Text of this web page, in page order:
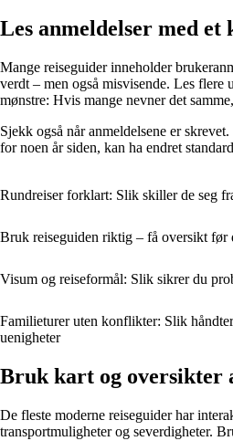
Les anmeldelser med
Mange reiseguider inneholder
verdt – men også misvisende. Les flere
mønstre: Hvis mange nevner det
Sjekk også når anmeldelsene er
for noen år siden, kan ha endret
Rundreiser forklart: Slik skiller de seg
Bruk reiseguiden riktig – få oversikt før
Visum og reiseformål: Slik sikrer du
Familieturer uten konflikter: Slik
uenigheter
Bruk kart og oversikter
De fleste moderne reiseguider har
transportmuligheter og severdigheter.